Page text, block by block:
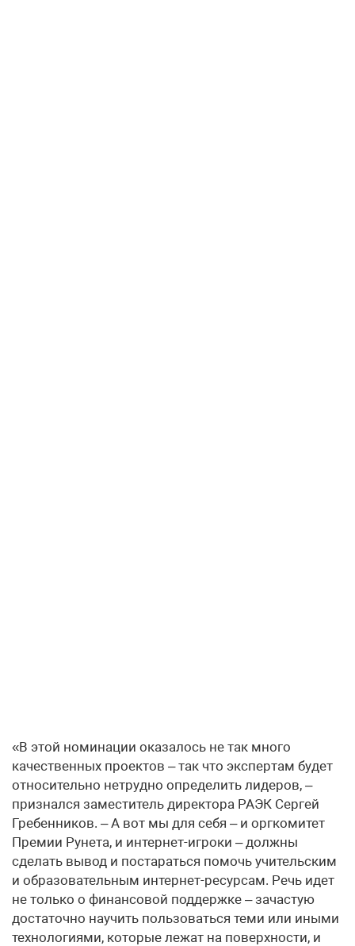
«В этой номинации оказалось не так много
качественных проектов – так что экспертам будет
относительно нетрудно определить лидеров, –
признался заместитель директора РАЭК Сергей
Гребенников. – А вот мы для себя – и оргкомитет
Премии Рунета, и интернет-игроки – должны
сделать вывод и постараться помочь учительским
и образовательным интернет-ресурсам. Речь идет
не только о финансовой поддержке – зачастую
достаточно научить пользоваться теми или иными
технологиями, которые лежат на поверхности, и